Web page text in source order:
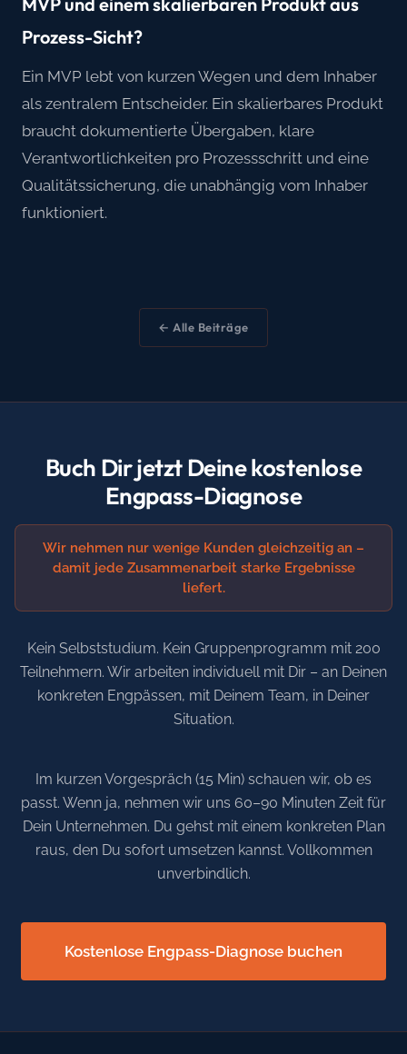
Prozess-Sicht?
Ein MVP lebt von kurzen Wegen und dem Inhaber
als zentralem Entscheider. Ein skalierbares Produkt
braucht dokumentierte Übergaben, klare
Verantwortlichkeiten pro Prozessschritt und eine
Qualitätssicherung, die unabhängig vom Inhaber
funktioniert.
← Alle Beiträge
Buch Dir jetzt Deine kostenlose
Engpass-Diagnose
Wir nehmen nur wenige Kunden gleichzeitig an –
damit jede Zusammenarbeit starke Ergebnisse
liefert.
Kein Selbststudium. Kein Gruppenprogramm mit 200
Teilnehmern. Wir arbeiten individuell mit Dir – an Deinen
konkreten Engpässen, mit Deinem Team, in Deiner
Situation.
Im kurzen Vorgespräch (15 Min) schauen wir, ob es
passt. Wenn ja, nehmen wir uns 60–90 Minuten Zeit für
Dein Unternehmen. Du gehst mit einem konkreten Plan
raus, den Du sofort umsetzen kannst. Vollkommen
unverbindlich.
Kostenlose Engpass-Diagnose buchen